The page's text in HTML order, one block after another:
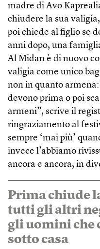
madre di Avo
chiudere la sua
poi chiede al figlio se
anni dopo, una
Al Midan è di nuovo
valigia come unico
non in quanto
devono prima o poi
armeni”, scrive il
ringraziamento al
sempre ‘mai più’
invece l’abbiamo
ancora e ancora, in
Prima chiude
tutti gli altri
gli uomini che
sotto casa